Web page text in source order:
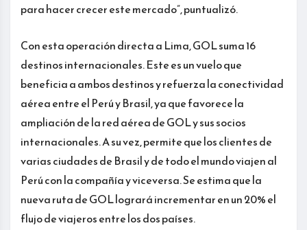
para hacer crecer este mercado”, puntualizó.
Con esta operación directa a Lima, GOL suma 16
destinos internacionales. Este es un vuelo que
beneficia a ambos destinos y refuerza la conectividad
aérea entre el Perú y Brasil, ya que favorece la
ampliación de la red aérea de GOL y sus socios
internacionales. A su vez, permite que los clientes de
varias ciudades de Brasil y de todo el mundo viajen al
Perú con la compañía y viceversa. Se estima que la
nueva ruta de GOL logrará incrementar en un 20% el
flujo de viajeros entre los dos países.